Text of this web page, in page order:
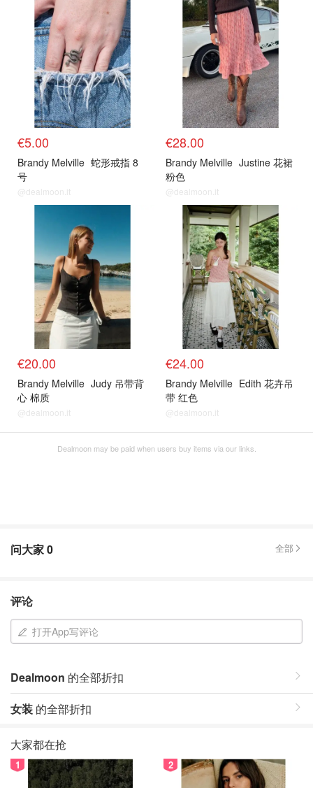
€5.00
Brandy Melville 蛇形戒指 8
号
@dealmoon.it
€28.00
Brandy Melville Justine 花裙
粉色
@dealmoon.it
€20.00
Brandy Melville Judy 吊带背
心 棉质
@dealmoon.it
€24.00
Brandy Melville Edith 花卉吊
带 红色
@dealmoon.it
Dealmoon may be paid when users buy items via our links.
问大家0 全部
评论
打开App写评论
Dealmoon 的全部折扣
女装 的全部折扣
大家都在抢
1 2